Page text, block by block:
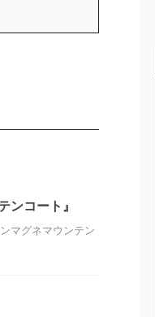
ンコート』
マグネマウンテン